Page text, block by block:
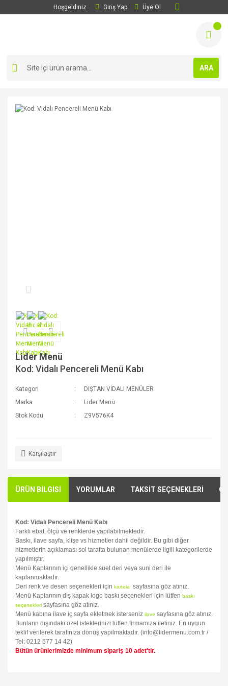
Hoşgeldiniz Giriş Yap Üye Ol
ARA
Lider Menü
Kod: Vidalı Pencereli Menü Kabı
Kategori
DIŞTAN VİDALI MENÜLER
Marka
Lider Menü
Stok Kodu
Z9V576K4
Karşılaştır
ÜRÜN BİLGİSİ YORUMLAR TAKSİT SEÇENEKLERİ
Kod: Vidalı Pencereli Menü Kabı
Farklı ebat, ölçü ve renklerde yapılabilmektedir.
Baskı, ilave sayfa, klişe vs hizmetler dahil değildir. Bu gibi diğer
hizmetlerin açıklaması sol tarafta bulunan menülerde ilgili kategorilerde
yapılmıştır.
Menü Kaplarının içi genellikle süet deri veya suni deri ile
kaplanmaktadır.
Deri renk ve desen seçenekleri için kartela
sayfasına göz atınız.
Menü Kaplarının dış kapak logo baskı seçenekleri için lütfen baskı
seçenekleri sayfasına göz atınız.
Menü kabına ilave iç sayfa ekletmek isterseniz ilave sayfasına göz atınız.
Bunların dışındaki özel isteklerinizi lütfen firmamıza iletiniz. En uygun
teklif verilerek tarafınıza dönüş yapılmaktadır. (info@lidermenu.com.tr /
Tel: 0212 577 14 42)
Bütün ürünlerimizde minimum sipariş 10 adet'tir.